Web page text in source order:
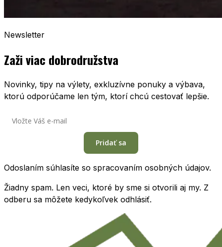
Newsletter
Zaži viac dobrodružstva
Novinky, tipy na výlety, exkluzívne ponuky a výbava,
ktorú odporúčame len tým, ktorí chcú cestovať lepšie.
Pridať sa
Odoslaním súhlasíte so spracovaním osobných údajov.
Žiadny spam. Len veci, ktoré by sme si otvorili aj my. Z
odberu sa môžete kedykoľvek odhlásiť.